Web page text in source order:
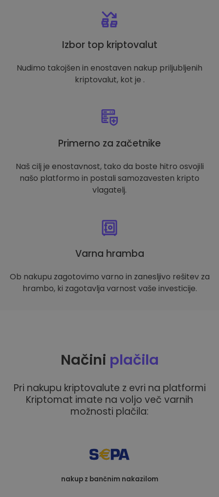
Izbor top kriptovalut
Nudimo takojšen in enostaven nakup priljubljenih
kriptovalut, kot je .
Primerno za začetnike
Naš cilj je enostavnost, tako da boste hitro osvojili
našo platformo in postali samozavesten kripto
vlagatelj.
Varna hramba
Ob nakupu zagotovimo varno in zanesljivo rešitev za
hrambo, ki zagotavlja varnost vaše investicije.
Načini plačila
Pri nakupu kriptovalute z evri na platformi
Kriptomat imate na voljo več varnih
možnosti plačila:
nakup z bančnim nakazilom